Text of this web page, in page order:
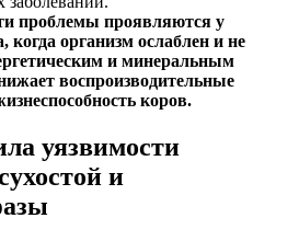
проблемы проявляются у
когда организм ослаблен и не
и минеральным
воспроизводительные
коров.
уязвимости
и